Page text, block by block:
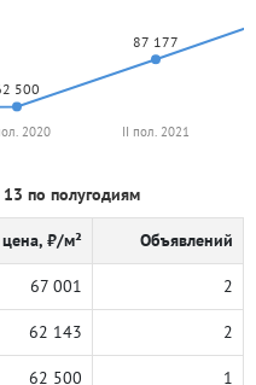
500
87 177
2020 II пол. 2021
по полугодиям
₽/м² Объявлений
67 001 2
62 143 2
62 500 1